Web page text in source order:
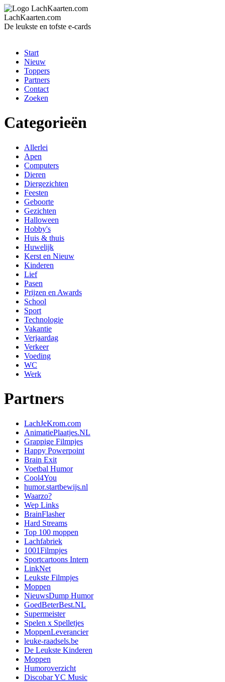
LachKaarten.com
De leukste en tofste e-cards
Start
Nieuw
Toppers
Partners
Contact
Zoeken
Categorieën
Allerlei
Apen
Computers
Dieren
Diergezichten
Feesten
Geboorte
Gezichten
Halloween
Hobby's
Huis & thuis
Huwelijk
Kerst en Nieuw
Kinderen
Lief
Pasen
Prijzen en Awards
School
Sport
Technologie
Vakantie
Verjaardag
Verkeer
Voeding
WC
Werk
Partners
LachJeKrom.com
AnimatiePlaatjes.NL
Grappige Filmpjes
Happy Powerpoint
Brain Exit
Voetbal Humor
Cool4You
humor.startbewijs.nl
Waarzo?
Wep Links
BrainFlasher
Hard Streams
Top 100 moppen
Lachfabriek
1001Filmpjes
Sportcartoons Intern
LinkNet
Leukste Filmpjes
Moppen
NieuwsDump Humor
GoedBeterBest.NL
Supermeister
Spelen x Spelletjes
MoppenLeverancier
leuke-raadsels.be
De Leukste Kinderen
Moppen
Humoroverzicht
Discobar YC Music